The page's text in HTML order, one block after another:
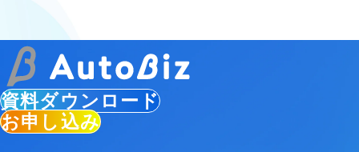
資料ダウンロード
お申し込み